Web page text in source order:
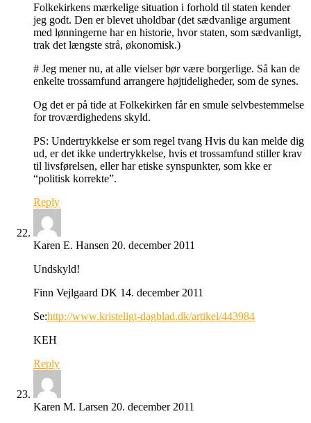
Folkekirkens mærkelige situation i forhold til staten kender
jeg godt. Den er blevet uholdbar (det sædvanlige argument
med lønningerne har en historie, hvor staten, som sædvanligt,
trak det længste strå, økonomisk.)
# Jeg mener nu, at alle vielser bør være borgerlige. Så kan de
enkelte trossamfund arrangere højtideligheder, som de synes.
Og det er på tide at Folkekirken får en smule selvbestemmelse
for troværdighedens skyld.
PS: Undertrykkelse er som regel tvang Hvis du kan melde dig
ud, er det ikke undertrykkelse, hvis et trossamfund stiller krav
til livsførelsen, eller har etiske synspunkter, som kke er
“politisk korrekte”.
Reply
Karen E. Hansen 20. december 2011
Undskyld!
Finn Vejlgaard DK 14. december 2011
Se:http://www.kristeligt-dagblad.dk/artikel/443984
KEH
Reply
Karen M. Larsen 20. december 2011